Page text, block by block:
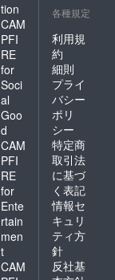
tion
CAM
PFI
RE
for
Soci
al
Goo
d
CAM
PFI
RE
for
Ente
rtain
men
t
CAM
各種規定
利用規
約
細則
プライ
バシー
ポリ
シー
特定商
取引法
に基づ
く表記
情報セ
キュリ
ティ方
針
反社基